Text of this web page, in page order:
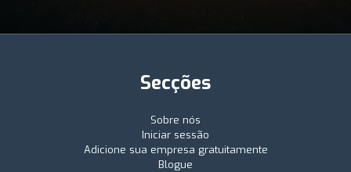
Secções
Sobre nós
Iniciar sessão
Adicione sua empresa gratuitamente
Blogue